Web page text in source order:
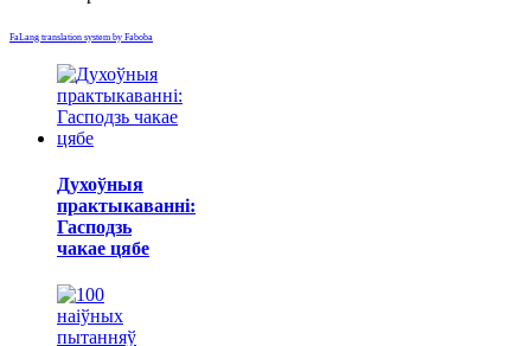
FaLang translation system by Faboba
Духоўныя
практыкаванні:
Гасподзь
чакае цябе